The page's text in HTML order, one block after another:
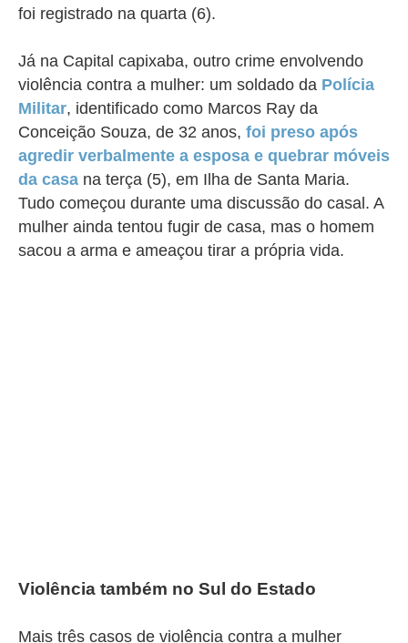
foi registrado na quarta (6).
Já na Capital capixaba, outro crime envolvendo
violência contra a mulher: um soldado da Polícia
Militar, identificado como Marcos Ray da
Conceição Souza, de 32 anos, foi preso após
agredir verbalmente a esposa e quebrar móveis
da casa na terça (5), em Ilha de Santa Maria.
Tudo começou durante uma discussão do casal. A
mulher ainda tentou fugir de casa, mas o homem
sacou a arma e ameaçou tirar a própria vida.
Violência também no Sul do Estado
Mais três casos de violência contra a mulher